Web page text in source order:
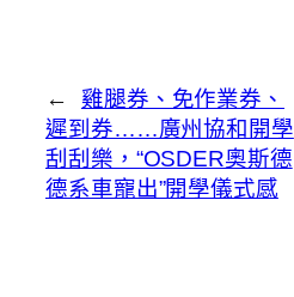
←
雞腿券、免作業券、
遲到券……廣州協和開學
刮刮樂，“OSDER奧斯德
德系車寵出”開學儀式感